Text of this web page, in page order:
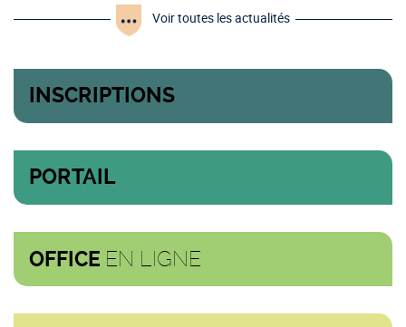
Voir toutes les actualités
INSCRIPTIONS
PORTAIL
OFFICE EN LIGNE